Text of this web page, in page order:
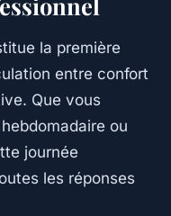
la première
entre confort
Que vous
ou
journée
les réponses